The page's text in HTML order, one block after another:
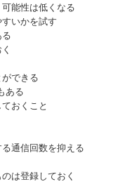
能性は低くなる
いかを試す
できる
ある
おくこと
信回数を抑える
登録しておく